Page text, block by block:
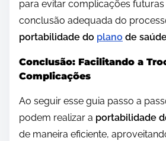
para evitar complicações futuras
conclusão adequada do
portabilidade do plano de
Conclusão: Facilitando a
Complicações
Ao seguir esse guia passo a
podem realizar a portabilidade
de maneira eficiente,